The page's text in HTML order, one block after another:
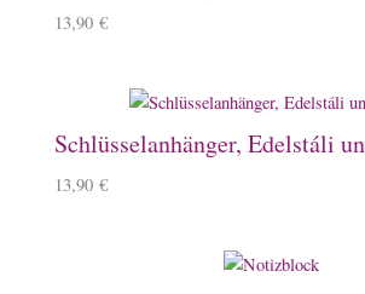
13,90 €
Schlüsselanhänger, Edelstáli
13,90 €